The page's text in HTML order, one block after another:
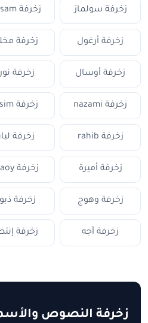
زخرفة سولماز زخرفة balsam
زخرفة أرغول زخرفة
زخرفة أوسال زخرفة
زخرفة nazami زخرفة rasim
زخرفة rahib زخرفة
زخرفة أميرة زخرفة adaoy
زخرفة وهوج زخرفة
زخرفة أجه زخرفة
زخرفة النصوص